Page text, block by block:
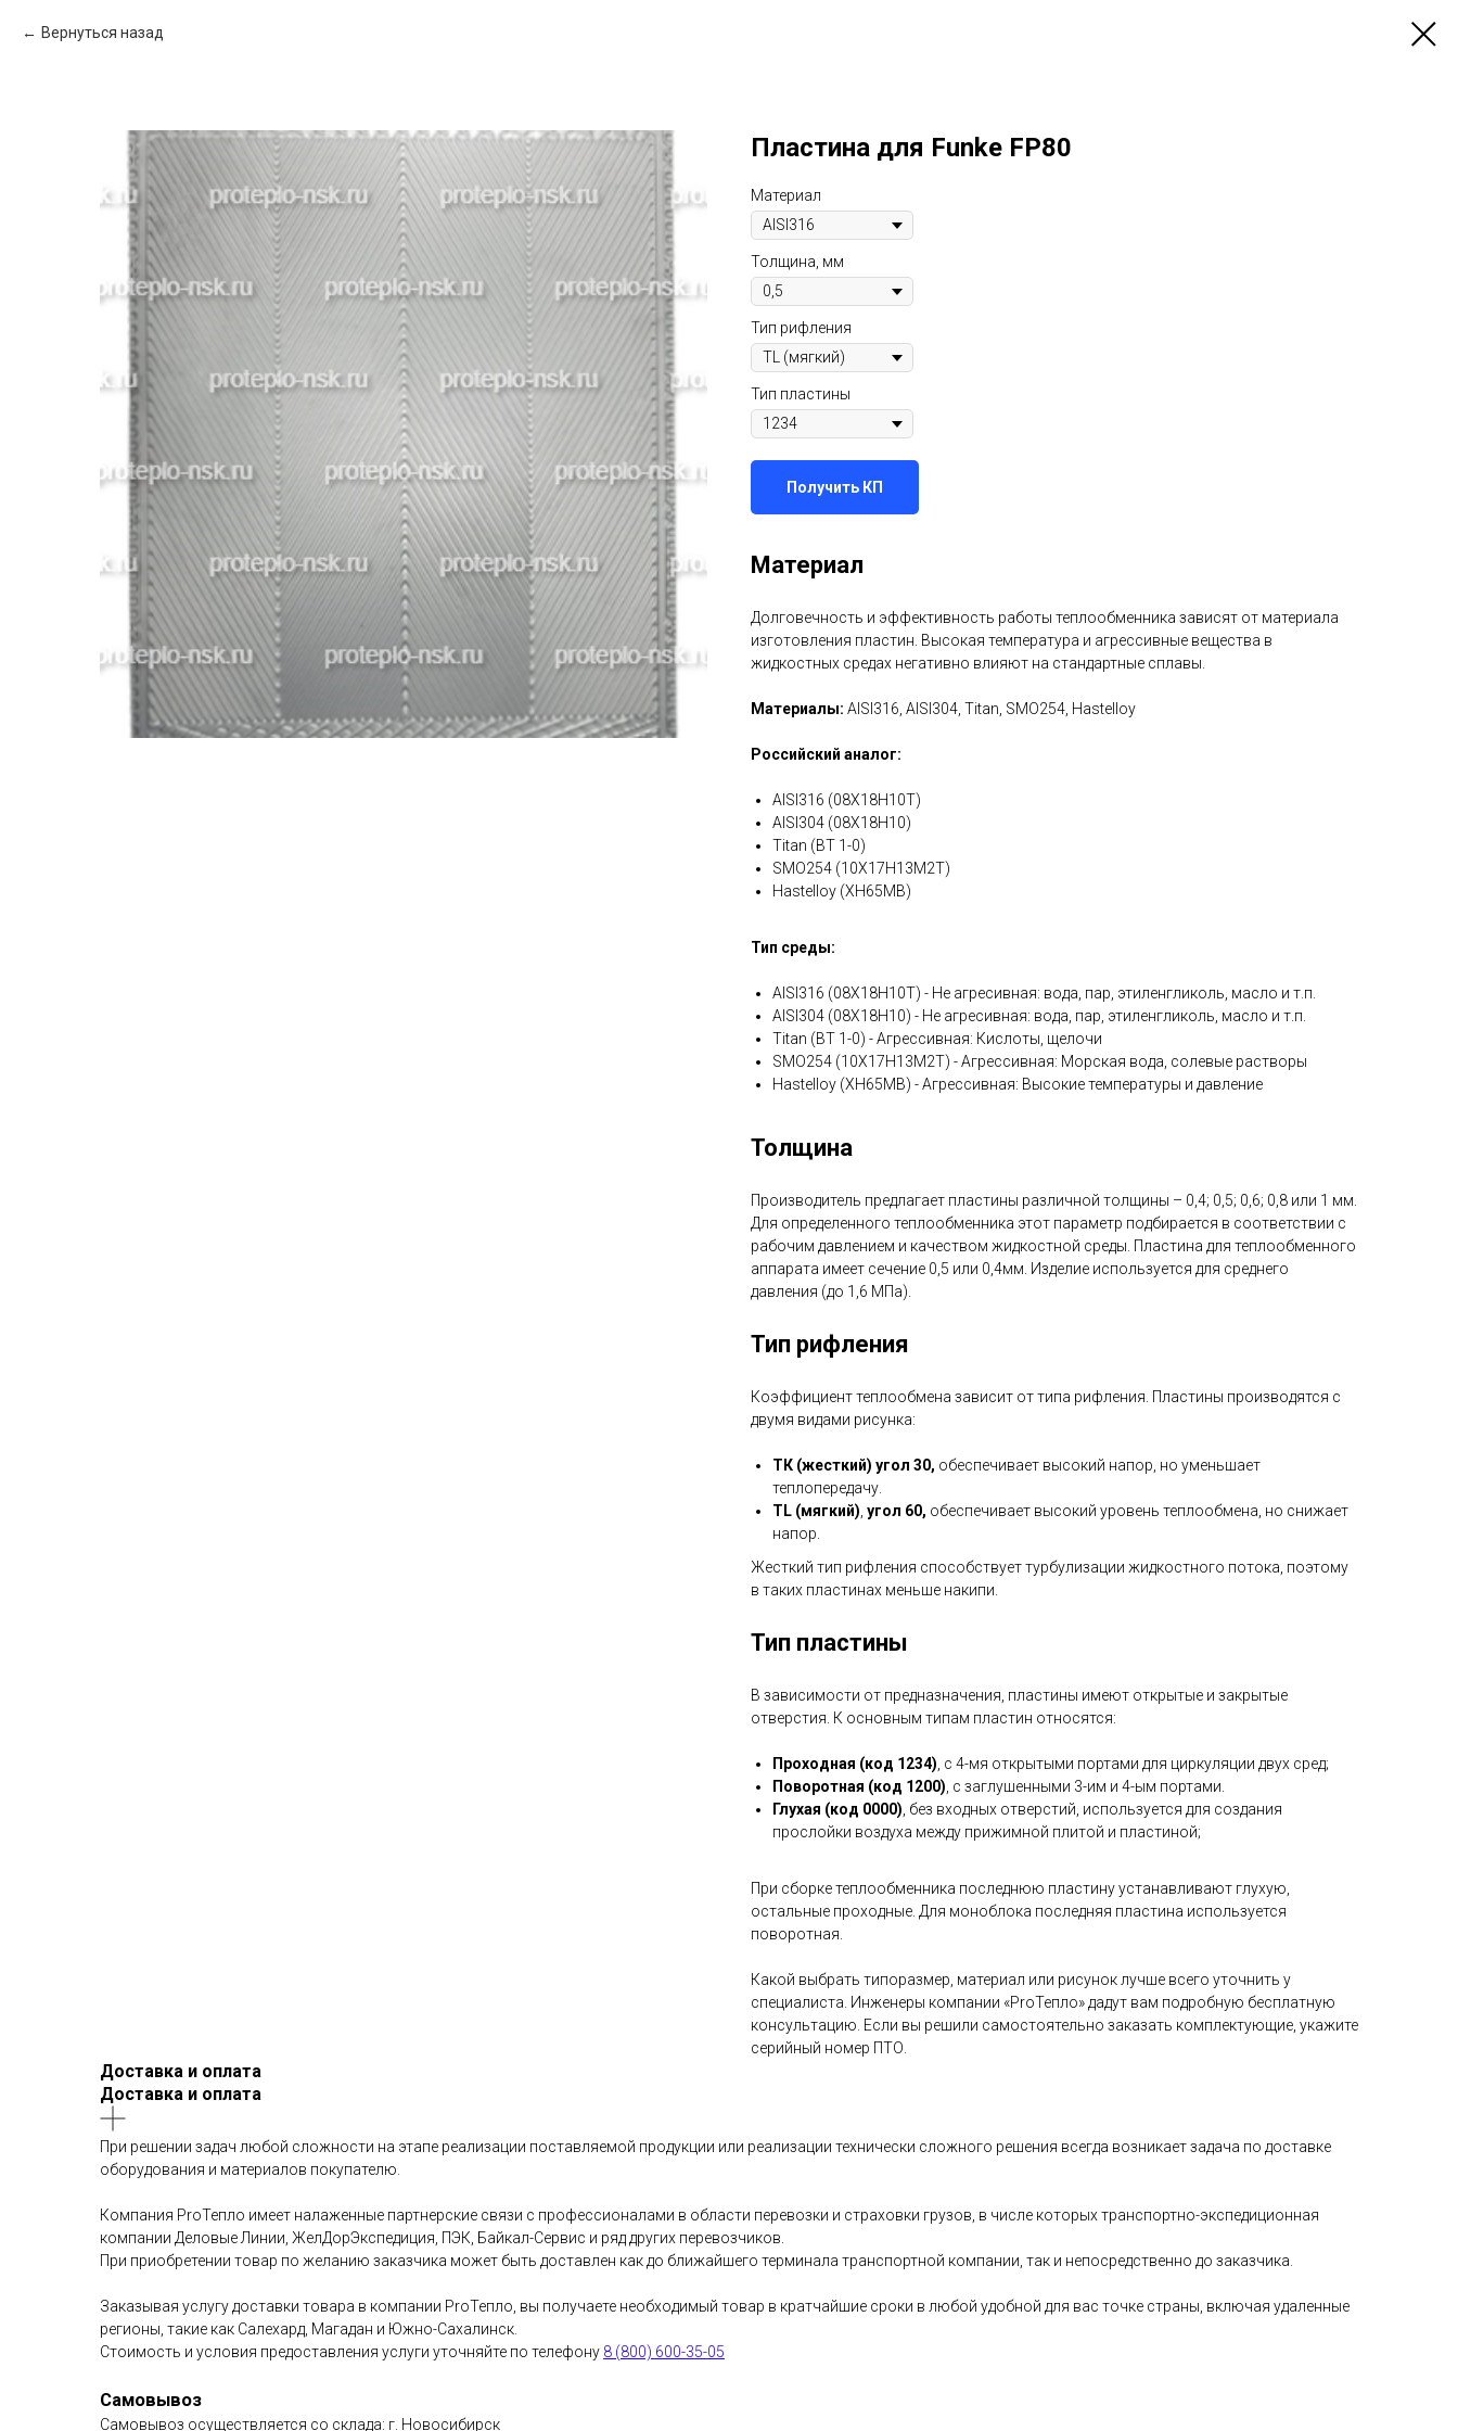
Вернуться назад
Пластина для Funke FP80
Материал
Толщина, мм
Тип рифления
Тип пластины
Получить КП
Материал
Долговечность и эффективность работы теплообменника зависят от материала
изготовления пластин. Высокая температура и агрессивные вещества в
жидкостных средах негативно влияют на стандартные сплавы.
Материалы: AISI316, AISI304, Titan, SMO254, Hastelloy
Российский аналог:
AISI316 (08Х18Н10Т)
AISI304 (08Х18Н10)
Titan (ВТ 1-0)
SMO254 (10Х17Н13М2Т)
Hastelloy (ХН65МВ)
Тип среды:
AISI316 (08Х18Н10Т) - Не агресивная: вода, пар, этиленгликоль, масло и т.п.
AISI304 (08Х18Н10) - Не агресивная: вода, пар, этиленгликоль, масло и т.п.
Titan (ВТ 1-0) - Агрессивная: Кислоты, щелочи
SMO254 (10Х17Н13М2Т) - Агрессивная: Морская вода, солевые растворы
Hastelloy (ХН65МВ) - Агрессивная: Высокие температуры и давление
Толщина
Производитель предлагает пластины различной толщины – 0,4; 0,5; 0,6; 0,8 или 1 мм.
Для определенного теплообменника этот параметр подбирается в соответствии с
рабочим давлением и качеством жидкостной среды. Пластина для теплообменного
аппарата имеет сечение 0,5 или 0,4мм. Изделие используется для среднего
давления (до 1,6 МПа).
Тип рифления
Коэффициент теплообмена зависит от типа рифления. Пластины производятся с
двумя видами рисунка:
ТК (жесткий) угол 30, обеспечивает высокий напор, но уменьшает
теплопередачу.
TL (мягкий), угол 60, обеспечивает высокий уровень теплообмена, но снижает
напор.
Жесткий тип рифления способствует турбулизации жидкостного потока, поэтому
в таких пластинах меньше накипи.
Тип пластины
В зависимости от предназначения, пластины имеют открытые и закрытые
отверстия. К основным типам пластин относятся:
Проходная (код 1234), с 4-мя открытыми портами для циркуляции двух сред;
Поворотная (код 1200), с заглушенными 3-им и 4-ым портами.
Глухая (код 0000), без входных отверстий, используется для создания
прослойки воздуха между прижимной плитой и пластиной;
При сборке теплообменника последнюю пластину устанавливают глухую,
остальные проходные. Для моноблока последняя пластина используется
поворотная.
Какой выбрать типоразмер, материал или рисунок лучше всего уточнить у
специалиста. Инженеры компании «ProТепло» дадут вам подробную бесплатную
консультацию. Если вы решили самостоятельно заказать комплектующие, укажите
серийный номер ПТО.
Доставка и оплата
Доставка и оплата
При решении задач любой сложности на этапе реализации поставляемой продукции или реализации технически сложного решения всегда возникает задача по доставке
оборудования и материалов покупателю.
Компания ProТепло имеет налаженные партнерские связи с профессионалами в области перевозки и страховки грузов, в числе которых транспортно-экспедиционная
компании Деловые Линии, ЖелДорЭкспедиция, ПЭК, Байкал-Сервис и ряд других перевозчиков.
При приобретении товар по желанию заказчика может быть доставлен как до ближайшего терминала транспортной компании, так и непосредственно до заказчика.
Заказывая услугу доставки товара в компании ProТепло, вы получаете необходимый товар в кратчайшие сроки в любой удобной для вас точке страны, включая удаленные
регионы, такие как Салехард, Магадан и Южно-Сахалинск.
Стоимость и условия предоставления услуги уточняйте по телефону 8 (800) 600-35-05
Самовывоз
Самовывоз осуществляется со склада: г. Новосибирск